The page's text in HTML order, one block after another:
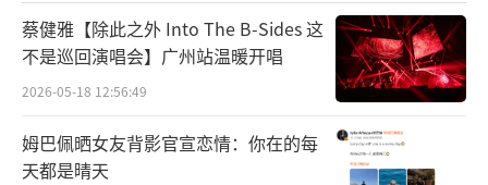
蔡健雅【除此之外 Into The B-Sides 这
不是巡回演唱会】广州站温暖开唱
2026-05-18 12:56:49
姆巴佩晒女友背影官宣恋情：你在的每
天都是晴天